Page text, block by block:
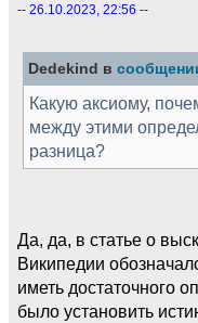
-- 26.10.2023, 22:56 --
Dedekind в
Какую аксиому,
между этими
разница?
Да, да, в статье о
Википедии
иметь достаточного
было установить